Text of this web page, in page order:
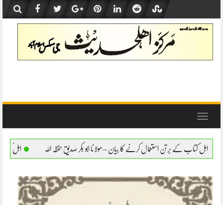
content
Toggle
کرنے کا بیان – مولانا ابو بکر صدیق حفظہ اللہ اہل کتاب کے برتن استعمال کرنے کا